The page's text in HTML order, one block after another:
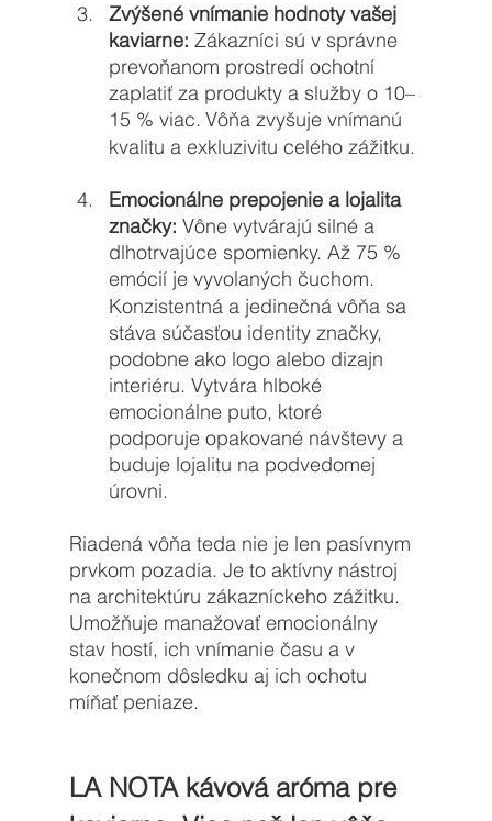
Zvýšené vnímanie hodnoty vašej
kaviarne: Zákazníci sú v správne
prevoňanom prostredí ochotní
zaplatiť za produkty a služby o 10–
15 % viac. Vôňa zvyšuje vnímanú
kvalitu a exkluzivitu celého zážitku.
Emocionálne prepojenie a lojalita
značky: Vône vytvárajú silné a
dlhotrvajúce spomienky. Až 75 %
emócií je vyvolaných čuchom.
Konzistentná a jedinečná vôňa sa
stáva súčasťou identity značky,
podobne ako logo alebo dizajn
interiéru. Vytvára hlboké
emocionálne puto, ktoré
podporuje opakované návštevy a
buduje lojalitu na podvedomej
úrovni.
Riadená vôňa teda nie je len pasívnym
prvkom pozadia. Je to aktívny nástroj
na architektúru zákazníckeho zážitku.
Umožňuje manažovať emocionálny
stav hostí, ich vnímanie času a v
konečnom dôsledku aj ich ochotu
míňať peniaze.
LA NOTA kávová aróma pre